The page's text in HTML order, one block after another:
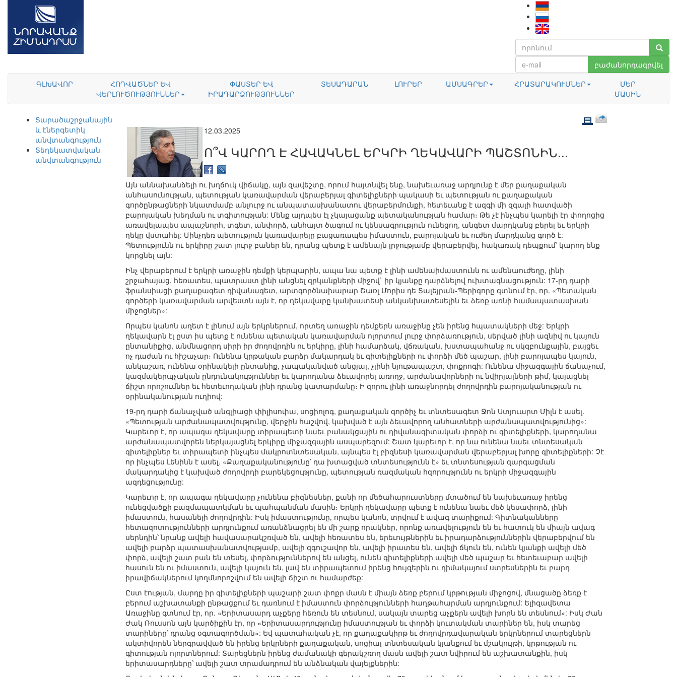
բաժանորդագրվել
ԳԼԽԱՎՈՐ
ՀՈԴՎԱԾՆԵՐ ԵՎ
ՎԵՐԼՈՒԾՈՒԹՅՈՒՆՆԵՐ
ՓԱՍՏԵՐ ԵՎ
ԻՐԱԴԱՐՁՈՒԹՅՈՒՆՆԵՐ
ՏԵՍԱԴԱՐԱՆ ԼՈՒՐԵՐ ԱՄՍԱԳՐԵՐ ՀՐԱՏԱՐԱԿՈՒՄՆԵՐ
ՄԵՐ
ՄԱՍԻՆ
Տարածաշրջանային
և էներգետիկ
անվտանգություն
Տեղեկատվական
անվտանգություն
12.03.2025
Ո՞Վ ԿԱՐՈՂ Է ՀԱՎԱԿՆԵԼ ԵՐԿՐԻ ՂԵԿԱՎԱՐԻ ՊԱՇՏՈՆԻՆ...
Այն աննախանձելի ու խղճուկ վիճակը, այն զավեշտը, որում հայտնվել ենք, նախեւառաջ արդյունք է մեր քաղաքական
անհասունության, պետության կառավարման վերաբերյալ գիտելիքների պակասի եւ պետության ու քաղաքական
գործընթացների նկատմամբ անլուրջ ու անպատասխանատու վերաբերմունքի, հետեւանք է ազգի մի զգալի հատվածի
բարոյական խեղման ու տգիտության: Մենք այդպես էլ չկայացանք պետականության համար։ Թե չէ ինչպես կարելի էր փողոցից
առավելապես ապաշնորհ, տգետ, անփորձ, անհայտ ծագում ու կենսագրություն ունեցող, անգետ մարդկանց բերել եւ երկրի
ղեկը վստահել: Մինչդեռ պետություն կառավարելը բացառապես իմաստուն, բարոյական եւ ուժեղ մարդկանց գործ է:
Պետությունն ու երկիրը շատ լուրջ բաներ են, դրանց պետք է ամենայն լրջությամբ վերաբերվել, հակառակ դեպքում՝ կարող ենք
կորցնել այն:
Ինչ վերաբերում է երկրի առաջին դեմքի կերպարին, ապա նա պետք է լինի ամենաիմաստունն ու ամենաուժեղը, լինի
շրջահայաց, հեռատես, պատրաստ լինի անցնել զրկանքների միջով` իր կյանքը դարձնելով ուխտագնացություն: 17-րդ դարի
ֆրանսիացի քաղաքագետ դիվանագետ, արտգործնախարար Շառլ Մորիս դե Տալեյրան-Պերիգորը գտնում էր, որ. «Պետական
գործերի կառավարման արվեստն այն է, որ ղեկավարը կանխատեսի անկանխատեսելին եւ ձեռք առնի համապատասխան
միջոցներ»:
Որպես կանոն աղետ է լինում այն երկրներում, որտեղ առաջին դեմքերն առաջինը չեն իրենց հպատակների մեջ: Երկրի
ղեկավարն էլ ըստ իս պետք է ունենա պետական կառավարման ոլորտում լուրջ փորձառություն, սերված լինի ազնիվ ու կայուն
ընտանիքից, անմնացորդ սիրի իր ժողովրդին ու երկիրը, լինի համարձակ, վճռական, խստապահանջ ու սկզբունքային, բայցեւ
ոչ դաժան ու հիշաչար։ Ունենա կրթական բարձր մակարդակ եւ գիտելիքների ու փորձի մեծ պաշար, լինի բարոյապես կայուն,
անկաշառ, ունենա օրինակելի ընտանիք, չապականված անցյալ, չլինի նյութապաշտ, փոքրոգի: Ունենա միջազգային ճանաչում,
կազմակերպչական ընդունակություններ եւ կարողանա ձեւավորել առողջ, արժանավորների ու նվիրյալների թիմ, կայացնել
ճիշտ որոշումներ եւ հետեւողական լինի դրանց կատարմանը։ Ի զորու լինի առաջնորդել ժողովրդին բարոյականության ու
օրինականության ուղիով:
19-րդ դարի ճանաչված անգլիացի փիլիսոփա, սոցիոլոգ, քաղաքական գործիչ եւ տնտեսագետ Ջոն Ստյուարտ Միլն է ասել.
«Պետության արժանապատվությունը, վերջին հաշվով, կախված է այն ձեւավորող անհատների արժանապատվությունից»:
Կարեւոր է, որ ապագա ղեկավարը տիրապետի նաեւ բանակցային ու դիվանագիտական փորձի ու գիտելիքների, կարողանա
արժանապատվորեն ներկայացնել երկիրը միջազգային ասպարեզում: Շատ կարեւոր է, որ նա ունենա նաեւ տնտեսական
գիտելիքներ եւ տիրապետի ինչպես մակրոտնտեսական, այնպես էլ բիզնեսի կառավարման վերաբերյալ խորը գիտելիքների: Չէ
որ ինչպես Լենինն է ասել. «Քաղաքականությունը՝ դա խտացված տնտեսությունն է» եւ տնտեսության զարգացման
մակարդակից է կախված ժողովրդի բարեկեցությունը, պետության ռազմական հզորությունն ու երկրի միջազգային
ազդեցությունը:
Կարեւոր է, որ ապագա ղեկավարը չունենա բիզնեսներ, քանի որ մեծահարուստները մտածում են նախեւառաջ իրենց
ունեցվածքի բազմապատկման եւ պահպանման մասին։ Երկրի ղեկավարը պետք է ունենա նաեւ մեծ կեսափորձ, լինի
իմաստուն, հասանելի ժողովրդին: Իսկ իմաստությունը, որպես կանոն, տրվում է ավագ տարիքում: Գիտնականները
հետազոտությունների արդյունքում առանձնացրել են մի շարք որակներ, որոնք առավելություն են եւ հատուկ են միայն ավագ
սերնդին՝ նրանք ավելի հավասարակշռված են, ավելի հեռատես են, երեւույթներին եւ իրադարձություններին վերաբերվում են
ավելի բարձր պատասխանատվությամբ, ավելի զգուշավոր են, ավելի իրատես են, ավելի ճկուն են, ունեն կյանքի ավելի մեծ
փորձ, ավելի շատ բան են տեսել, փորձություններով են անցել, ունեն գիտելիքների ավելի մեծ պաշար եւ հետեւաբար ավելի
հասուն են ու իմաստուն, ավելի կայուն են, լավ են տիրապետում իրենց հույզերին ու դիմակայում ստրեսներին եւ բարդ
իրավիճակներում կողմնորոշվում են ավելի ճիշտ ու համարժեք:
Ըստ էության, մարդը իր գիտելիքների պաշարի շատ փոքր մասն է միայն ձեռք բերում կրթության միջոցով, մնացածը ձեռք է
բերում աշխատանքի ընթացքում եւ դառնում է իմաստուն փորձությունների հաղթահարման արդյունքում: Ելիզավետա
Առաջինը գտնում էր, որ. «Երիտասարդ աչքերը հեռուն են տեսնում, սակայն տարեց աչքերն ավելի խորն են տեսնում»: Իսկ Ժան
Ժակ Ռուսսոն այն կարծիքին էր, որ «Երիտասարդությունը իմաստության եւ փորձի կուտակման տարիներ են, իսկ տարեց
տարիները՝ դրանց օգտագործման»: Եվ պատահական չէ, որ քաղաքակիրթ եւ ժողովրդավարական երկրներում տարեցներն
ակտիվորեն ներգրավված են իրենց երկրների քաղաքական, սոցիալ-տնտեսական կյանքում եւ մշակույթի, կրթության ու
գիտության ոլորտներում: Տարեցներն իրենց ժամանակի գերակշռող մասն ավելի շատ նվիրում են աշխատանքին, իսկ
երիտասարդները՝ ավելի շատ տրամադրում են անձնական վայելքներին: